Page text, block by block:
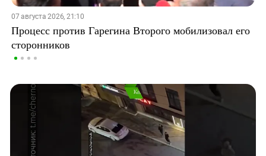
07 августа 2026, 21:10
Процесс против Гарегина Второго мобилизовал его
сторонников